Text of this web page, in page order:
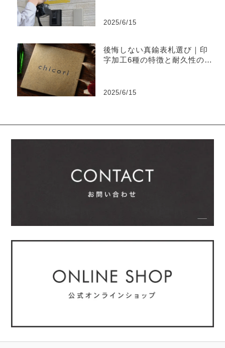
2025/6/15
後悔しない真鍮表札選び｜印
字加工6種の特徴と耐久性の違
2025/6/15